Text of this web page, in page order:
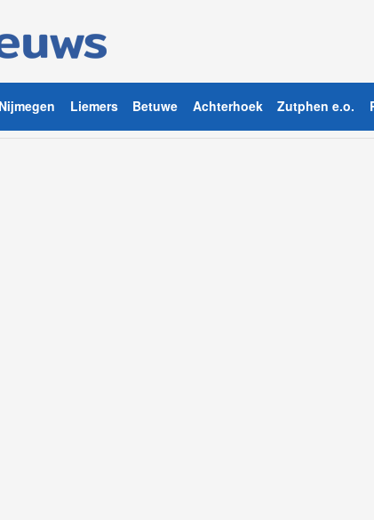
Nijmegen Liemers Betuwe Achterhoek Zutphen e.o.